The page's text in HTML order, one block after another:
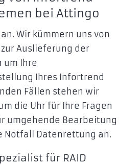
bei Attingo
Wir kümmern uns von
Auslieferung der
um Ihre
Ihres Infortrend
Fällen stehen wir
die Uhr für Ihre Fragen
umgehende Bearbeitung
Notfall Datenrettung an.
für RAID